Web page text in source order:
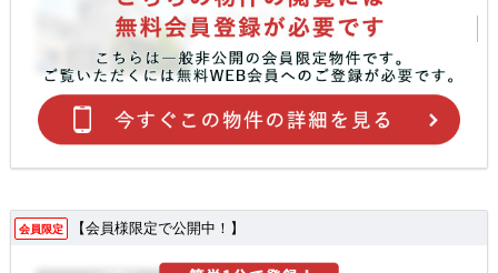
会員限定 【会員様限定で公開中！】